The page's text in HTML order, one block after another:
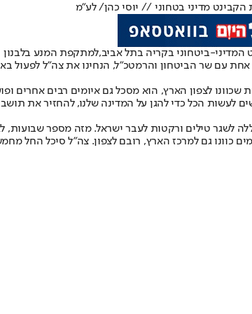
הקבינט מדיני בטחוני // יוסי כהן/ לע"מ
ביטחוני בקריה בתל אביב,למתקפת המנע בלבנון
עם שר הביטחון והרמטכ״ל, הנחינו את צה״ל לפעול
לצפון הארץ, הוא מסכל גם איומים רבים אחרים
לעשות הכל כדי להגן על המדינה שלנו, להחזיר את
לשגר טילים ורקטות לעבר ישראל. מזה מספר שבועות,